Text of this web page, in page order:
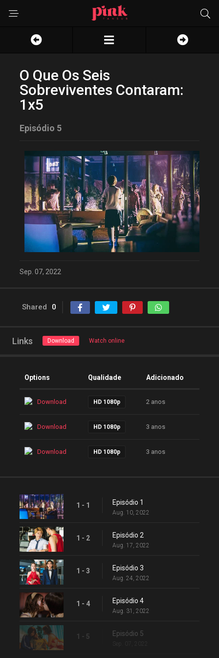
O Que Os Seis
Sobreviventes Contaram:
1x5
Episódio 5
Sep. 07, 2022
Shared 0
Links Download Watch online
Options Qualidade Adicionado
Download HD 1080p 2 anos
Download HD 1080p 3 anos
Download HD 1080p 3 anos
1 - 1 Episódio 1
Aug. 10, 2022
1 - 2 Episódio 2
Aug. 17, 2022
1 - 3 Episódio 3
Aug. 24, 2022
1 - 4 Episódio 4
Aug. 31, 2022
1 - 5 Episódio 5